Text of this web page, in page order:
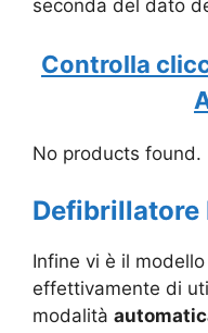
seconda del dato
Controlla
No products found.
Defibrillatore
Infine vi è il
effettivamente di
modalità